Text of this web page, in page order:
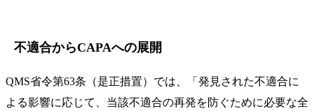
不適合からCAPAへの展開
QMS省令第63条（是正措置）では、「発見された不適合に
よる影響に応じて、当該不適合の再発を防ぐために必要な全